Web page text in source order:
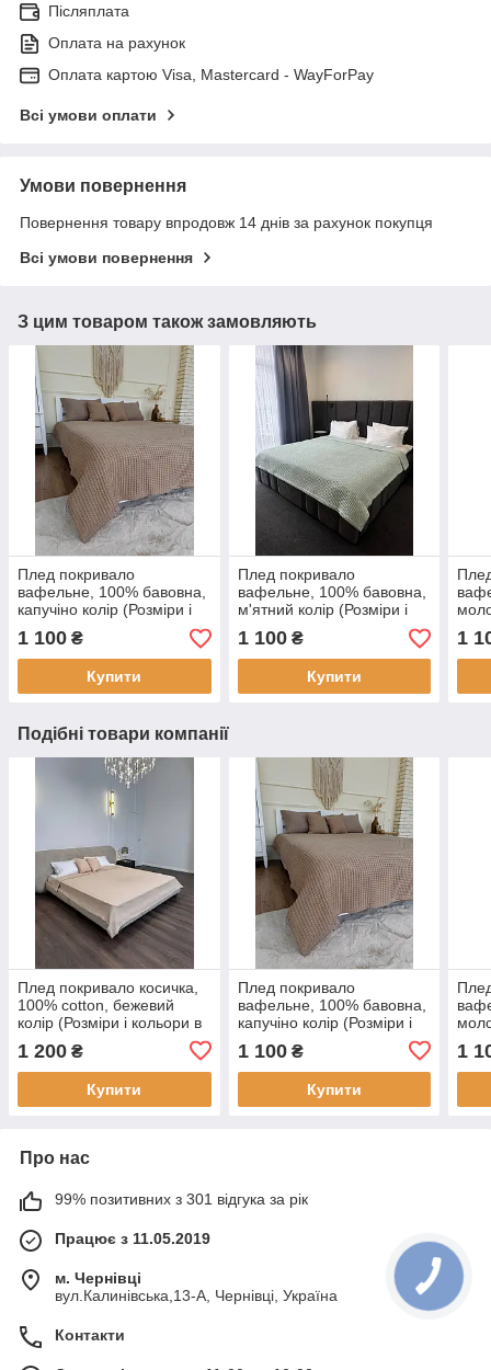
Післяплата
Оплата на рахунок
Оплата картою Visa, Mastercard - WayForPay
Всі умови оплати
Умови повернення
Повернення товару впродовж 14 днів за рахунок покупця
Всі умови повернення
З цим товаром також замовляють
Плед покривало
вафельне, 100% бавовна,
капучіно колір (Розміри і
1 100 ₴
Купити
Плед покривало
вафельне, 100% бавовна,
м'ятний колір (Розміри і
1 100₴
Купити
1
Подібні товари компанії
Плед покривало косичка,
100% cotton, бежевий
колір (Розміри і кольори в
1 200 ₴
Купити
Плед покривало
вафельне, 100% бавовна,
капучіно колір (Розміри і
1 100₴
Купити
1
Про нас
99% позитивних з 301 відгука за рік
Працює з 11.05.2019
м. Чернівці
вул.Калинівська,13-А, Чернівці, Україна
Контакти